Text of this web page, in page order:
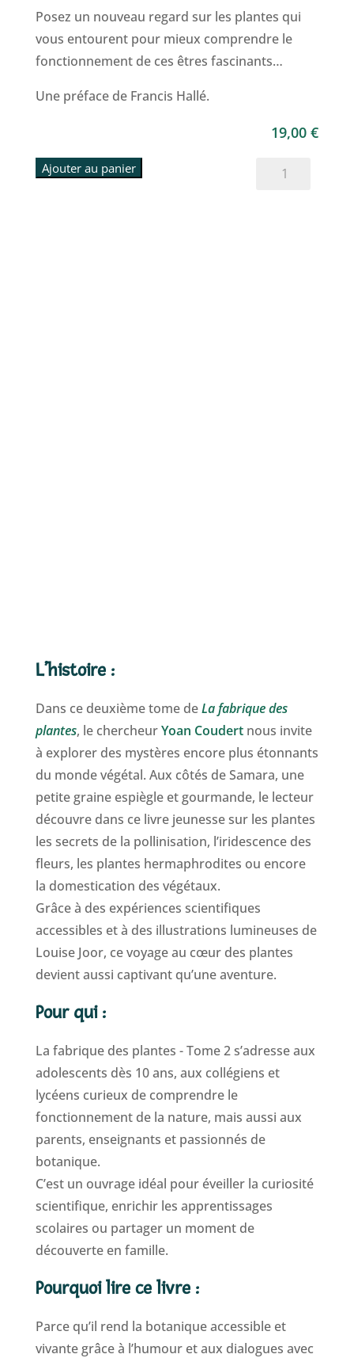
Posez un nouveau regard sur les plantes qui
vous entourent pour mieux comprendre le
fonctionnement de ces êtres fascinants…
Une préface de Francis Hallé.
19,00€
quantité
Ajouter au panier
L’histoire :
Dans ce deuxième tome deLa fabrique des
plantes, le chercheurYoan Coudertnous invite
à explorer des mystères encore plus étonnants
du monde végétal. Aux côtés de Samara, une
petite graine espiègle et gourmande, le lecteur
découvre dans ce livre jeunesse sur les plantes
les secrets de la pollinisation, l’iridescence des
fleurs, les plantes hermaphrodites ou encore
la domestication des végétaux.
Grâce à des expériences scientifiques
accessibles et à des illustrations lumineuses de
Louise Joor, ce voyage au cœur des plantes
devient aussi captivant qu’une aventure.
Pour qui :
La fabrique des plantes - Tome 2 s’adresse aux
adolescents dès 10 ans, aux collégiens et
lycéens curieux de comprendre le
fonctionnement de la nature, mais aussi aux
parents, enseignants et passionnés de
botanique.
C’est un ouvrage idéal pour éveiller la curiosité
scientifique, enrichir les apprentissages
scolaires ou partager un moment de
découverte en famille.
Pourquoi lire ce livre :
Parce qu’il rend la botanique accessible et
vivante grâce à l’humour et aux dialogues avec